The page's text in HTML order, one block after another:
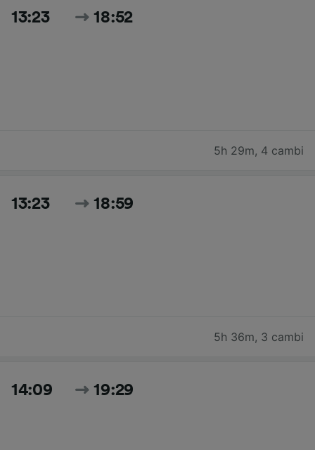
13:23 18:52
5h 29m, 4 cambi
13:23 18:59
5h 36m, 3 cambi
14:09 19:29